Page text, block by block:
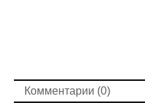
Комментарии (0)